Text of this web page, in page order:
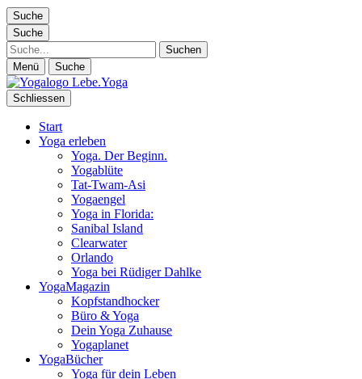
Suche
Suche
Suche
Menü Suche
Schliessen
Start
Yoga erleben
Yoga. Der Beginn.
Yogablüte
Tat-Twam-Asi
Yogaengel
Yoga in Florida:
Sanibal Island
Clearwater
Orlando
Yoga bei Rüdiger Dahlke
YogaMagazin
Kopfstandhocker
Büro & Yoga
Dein Yoga Zuhause
Yogaplanet
YogaBücher
Yoga für dein Leben